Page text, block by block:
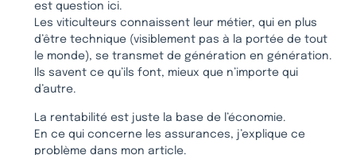
est question ici.
Les viticulteurs connaissent leur métier, qui en plus
d’être technique (visiblement pas à la portée de tout
le monde), se transmet de génération en génération.
Ils savent ce qu’ils font, mieux que n’importe qui
d’autre.
La rentabilité est juste la base de l’économie.
En ce qui concerne les assurances, j’explique ce
problème dans mon article.